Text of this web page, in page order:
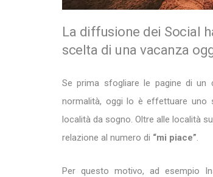
La diffusione dei Social
scelta di una vacanza
Se prima sfogliare le pagine di
normalità, oggi lo è effettuare uno
località da sogno. Oltre alle località
relazione al numero di “mi piace”
Per questo motivo, ad esempio